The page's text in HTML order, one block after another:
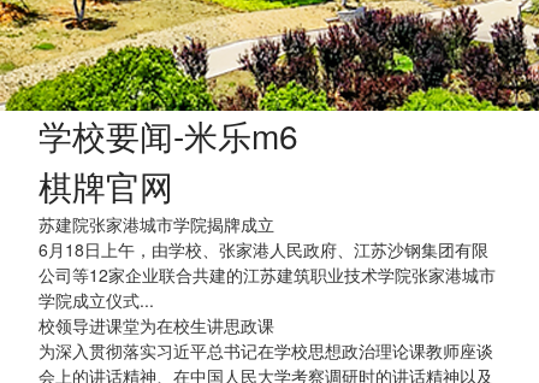
学校要闻-米乐m6
棋牌官网
苏建院张家港城市学院揭牌成立
6月18日上午，由学校、张家港人民政府、江苏沙钢集团有限
公司等12家企业联合共建的江苏建筑职业技术学院张家港城市
学院成立仪式...
校领导进课堂为在校生讲思政课
为深入贯彻落实习近平总书记在学校思想政治理论课教师座谈
会上的讲话精神、在中国人民大学考察调研时的讲话精神以及